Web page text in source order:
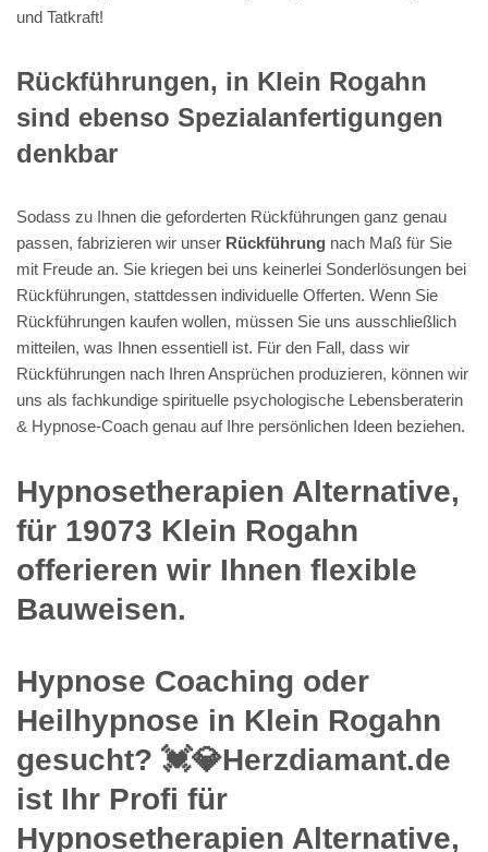
und Tatkraft!
Rückführungen, in Klein Rogahn
sind ebenso Spezialanfertigungen
denkbar
Sodass zu Ihnen die geforderten Rückführungen ganz genau
passen, fabrizieren wir unser Rückführung nach Maß für Sie
mit Freude an. Sie kriegen bei uns keinerlei Sonderlösungen bei
Rückführungen, stattdessen individuelle Offerten. Wenn Sie
Rückführungen kaufen wollen, müssen Sie uns ausschließlich
mitteilen, was Ihnen essentiell ist. Für den Fall, dass wir
Rückführungen nach Ihren Ansprüchen produzieren, können wir
uns als fachkundige spirituelle psychologische Lebensberaterin
& Hypnose-Coach genau auf Ihre persönlichen Ideen beziehen.
Hypnosetherapien Alternative,
für 19073 Klein Rogahn
offerieren wir Ihnen flexible
Bauweisen.
Hypnose Coaching oder
Heilhypnose in Klein Rogahn
gesucht? 💓️💎Herzdiamant.de
ist Ihr Profi für
Hypnosetherapien Alternative,